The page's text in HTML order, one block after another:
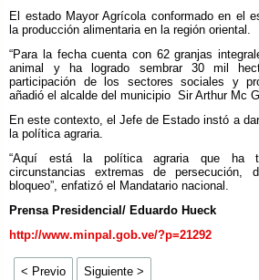
El estado Mayor Agrícola conformado en el
la producción alimentaria en la región oriental.
“Para la fecha cuenta con 62 granjas
animal y ha logrado sembrar 30 mil
participación de los sectores sociales y
añadió el alcalde del municipio Sir Arthur Mc
En este contexto, el Jefe de Estado instó a
la política agraria.
“Aquí está la política agraria que ha
circunstancias extremas de persecución,
bloqueo”, enfatizó el Mandatario nacional.
Prensa Presidencial/ Eduardo Hueck
http://www.minpal.gob.ve/?p=21292
< Previo Siguiente >